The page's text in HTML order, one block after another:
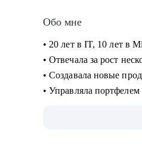
Обо мне
• 20 лет в IT, 10 лет в
• Отвечала за рост
• Создавала новые
• Управляла